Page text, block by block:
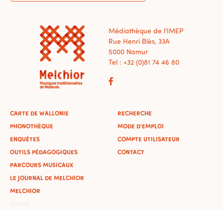
Médiathèque de l'IMEP
Rue Henri Blès, 33A
5000 Namur
Tel : +32 (0)81 74 46 80
CARTE DE WALLONIE
PHONOTHÈQUE
ENQUÊTES
OUTILS PÉDAGOGIQUES
PARCOURS MUSICAUX
LE JOURNAL DE MELCHIOR
MELCHIOR
RECHERCHE
MODE D'EMPLOI
COMPTE UTILISATEUR
CONTACT